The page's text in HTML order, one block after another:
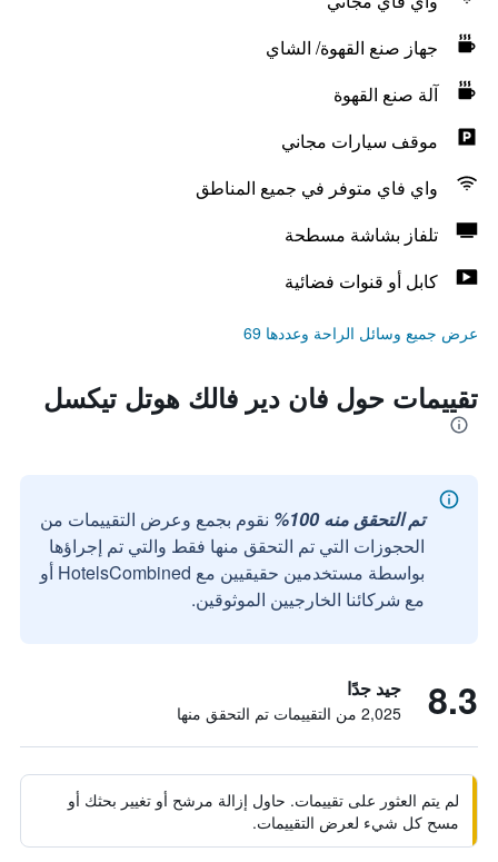
جهاز صنع القهوة/ الشاي
آلة صنع القهوة
موقف سيارات مجاني
واي فاي متوفر في جميع المناطق
تلفاز بشاشة مسطحة
كابل أو قنوات فضائية
عرض جميع وسائل الراحة وعددها 69
تقييمات حول فان دير فالك هوتل تيكسل
تم التحقق منه 100%
نقوم بجمع وعرض التقييمات من
الحجوزات التي تم التحقق منها فقط والتي تم إجراؤها
بواسطة مستخدمين حقيقيين مع HotelsCombined أو
مع شركائنا الخارجيين الموثوقين.
8.3 جيد جدًا
2,025 من التقييمات تم التحقق منها
لم يتم العثور على تقييمات. حاول إزالة مرشح أو تغيير بحثك أو
مسح كل شيء لعرض التقييمات.